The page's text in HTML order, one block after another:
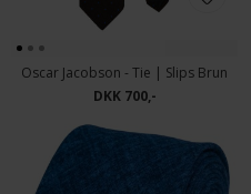
Oscar Jacobson - Tie | Slips Brun
DKK 700,-